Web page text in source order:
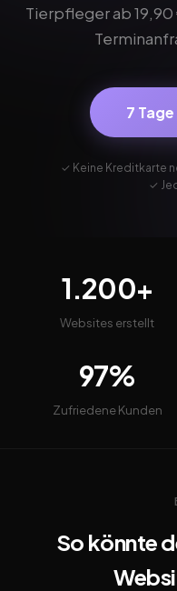
Tierpfleger ab
7
✓ Keine Kreditkarte
✓
1.200+
Websites erstellt
97%
Zufriedene Kunden
So könnte